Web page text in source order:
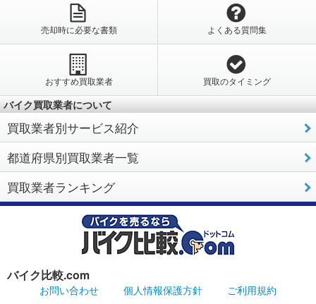
売却時に必要な書類 よくある質問集
おすすめ買取業者 買取のタイミング
バイク買取業者について
買取業者別サービス紹介
都道府県別買取業者一覧
買取業者ランキング
バイク比較.com
お問い合わせ 個人情報保護方針
ご利用規約